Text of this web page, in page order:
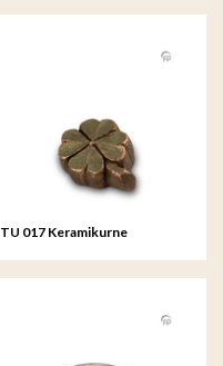
TU 017 Keramikurne